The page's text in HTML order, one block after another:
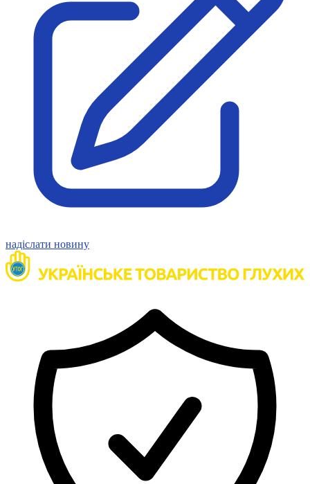
Всеукраїнська Рада ветеранів УТОГ
Всеукраїнська Рада перекладачів жестової
Всеукраїнська Рада директорів УТОГ
Всеукраїнська молодіжна Рада УТОГ
Молодіжні лідери УТОГ
Ветерани УТОГ
Мережа УТОГ
Підприємства УТОГ
Рекорди УТОГ
Видання УТОГ
Звіти
Контакти
Для абітурієнтів
Уроки
Українська жестова мова
Правознавство
Я досліджую світ
Реєстр перекладачів жестової мови Українського
товариства глухих
Підготовка перекладачів
Безбар'єрність для глухих
Вінницька область
Волинська область
Дніпропетровська область
Донецька область
надіслати новину